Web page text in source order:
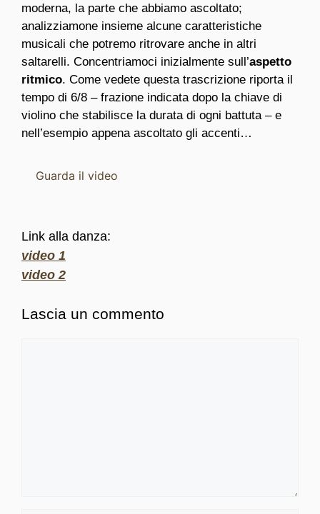
moderna, la parte che abbiamo ascoltato;
analizziamone insieme alcune caratteristiche
musicali che potremo ritrovare anche in altri
saltarelli. Concentriamoci inizialmente sull’aspetto
ritmico. Come vedete questa trascrizione riporta il
tempo di 6/8 – frazione indicata dopo la chiave di
violino che stabilisce la durata di ogni battuta – e
nell’esempio appena ascoltato gli accenti…
Guarda il video
Link alla danza:
video 1
video 2
Lascia un commento